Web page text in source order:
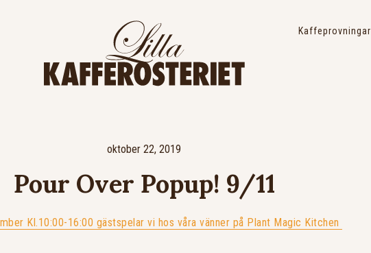
Kaffeprovningar
oktober 22, 2019
Pour Over Popup! 9/11
Kl.10:00-16:00 gästspelar vi hos våra vänner på Plant Magic Kitchen